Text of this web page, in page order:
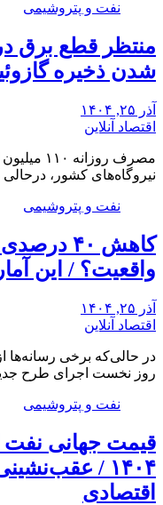
نفت و پتروشیمی
منتظر قطع برق
شدن ذخیره
آذر ۲۵, ۱۴۰۴
اقتصاد آنلاین
مصرف
نیروگاه‌های کشور،
نفت و پتروشیمی
کاهش ۴۰
واقعیت؟ / این
آذر ۲۵, ۱۴۰۴
اقتصاد آنلاین
روز نخست اجرای طرح
نفت و پتروشیمی
۱۴۰۴ /
اقتصادی